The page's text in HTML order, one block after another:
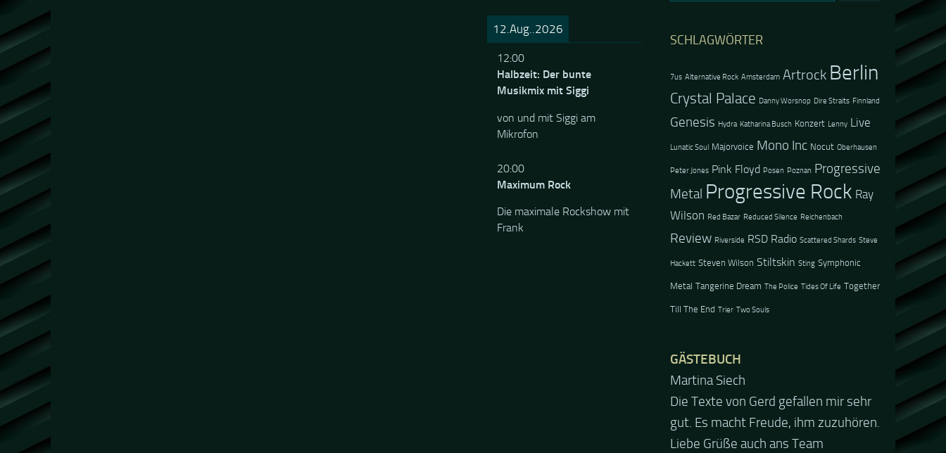
SCHLAGWÖRTER
7us Alternative Rock Amsterdam Artrock Berlin
Crystal Palace Danny Worsnop Dire Straits Finnland
Genesis Hydra Katharina Busch Konzert Lenny Live
Lunatic Soul Majorvoice Mono Inc Nocut Oberhausen
Peter Jones Pink Floyd Posen Poznan Progressive
Metal Progressive Rock Ray
Wilson Red Bazar Reduced Silence Reichenbach
Review Riverside RSD Radio Scattered Shards Steve
Hackett Steven Wilson Stiltskin Sting Symphonic
Metal Tangerine Dream The Police Tides Of Life Together
Till The End Trier Two Souls
GÄSTEBUCH
Martina Siech
Die Texte von Gerd gefallen mir sehr
gut. Es macht Freude, ihm zuzuhören.
Liebe Grüße auch ans Team
Jacel
Guten Abend und auch von uns
nochmals besten Dank für die tolle
Mucke zur Party! Der aktuelle Live
12.Aug..2026
12:00
Halbzeit: Der bunte
Musikmix mit Siggi
von und mit Siggi am
Mikrofon
20:00
Maximum Rock
Die maximale Rockshow mit
Frank